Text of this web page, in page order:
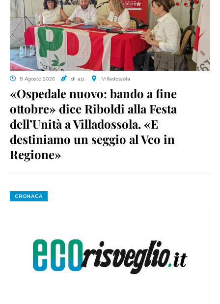
8 Agosto 2026 di a.p. Villadossola
«Ospedale nuovo: bando a fine
ottobre» dice Riboldi alla Festa
dell’Unità a Villadossola. «E
destiniamo un seggio al Vco in
Regione»
CRONACA